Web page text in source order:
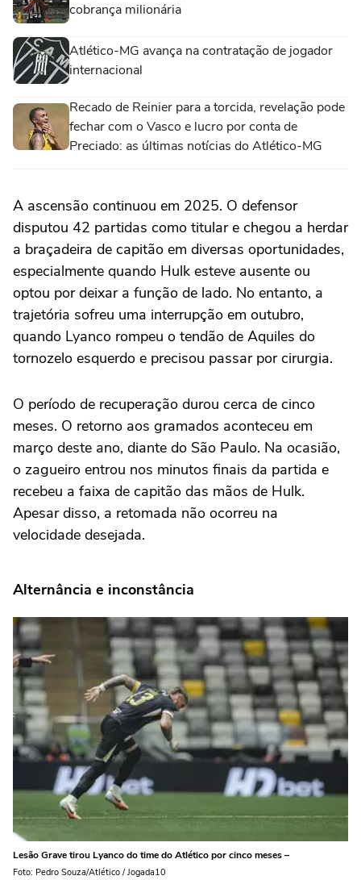
cobrança milionária
Atlético-MG avança na contratação de jogador
internacional
Recado de Reinier para a torcida, revelação pode
fechar com o Vasco e lucro por conta de
Preciado: as últimas notícias do Atlético-MG
A ascensão continuou em 2025. O defensor
disputou 42 partidas como titular e chegou a herdar
a braçadeira de capitão em diversas oportunidades,
especialmente quando Hulk esteve ausente ou
optou por deixar a função de lado. No entanto, a
trajetória sofreu uma interrupção em outubro,
quando Lyanco rompeu o tendão de Aquiles do
tornozelo esquerdo e precisou passar por cirurgia.
O período de recuperação durou cerca de cinco
meses. O retorno aos gramados aconteceu em
março deste ano, diante do São Paulo. Na ocasião,
o zagueiro entrou nos minutos finais da partida e
recebeu a faixa de capitão das mãos de Hulk.
Apesar disso, a retomada não ocorreu na
velocidade desejada.
Alternância e inconstância
Lesão Grave tirou Lyanco do time do Atlético por cinco meses –
Foto: Pedro Souza/Atlético / Jogada10